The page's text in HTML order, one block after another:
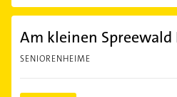
Am kleinen Spreewald
SENIORENHEIME